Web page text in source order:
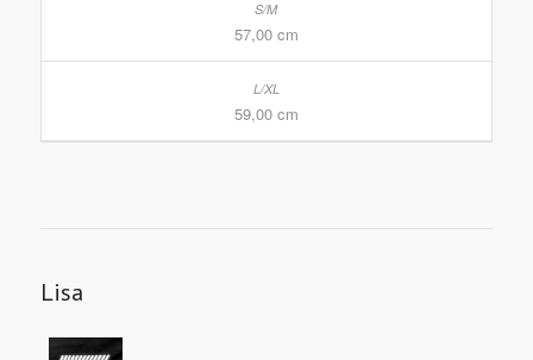
57,00 cm
59,00 cm
Lisa